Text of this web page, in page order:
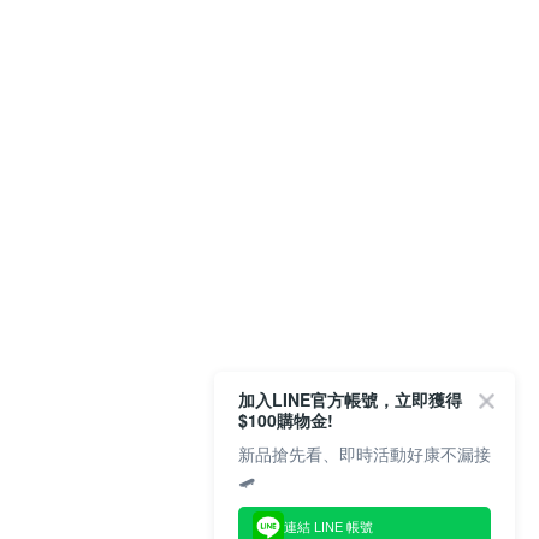
加入LINE官方帳號，立即獲得
$100購物金!
新品搶先看、即時活動好康不漏接
🛹
連結 LINE 帳號